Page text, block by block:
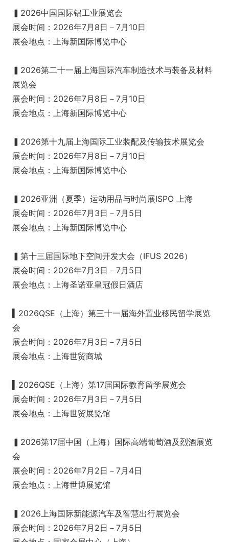
▍2026中国国际铝工业展览会
展会时间：2026年7月8日－7月10日
展会地点：上海新国际博览中心
▍2026第二十一届上海国际汽车制造技术与装备及材料
展览会
展会时间：2026年7月8日－7月10日
展会地点：上海新国际博览中心
▍2026第十九届上海国际工业装配及传输技术展览会
展会时间：2026年7月8日－7月10日
展会地点：上海新国际博览中心
▍2026亚洲（夏季）运动用品与时尚展ISPO 上海
展会时间：2026年7月3日－7月5日
展会地点：上海新国际博览中心
▍第十三届国际地下空间开发大会（IFUS 2026）
展会时间：2026年7月3日－7月5日
展会地点：上海圣诺亚皇冠假日酒店
▍2026QSE（上海）第三十一届海外置业移民留学展览
会
展会时间：2026年7月3日－7月5日
展会地点：上海世贸商城
▍2026QSE（上海）第17届国际教育留学展览会
展会时间：2026年7月3日－7月5日
展会地点：上海世贸展览馆
▍2026第17届中国（上海）国际高端葡萄酒及烈酒展览
会
展会时间：2026年7月2日－7月4日
展会地点：上海世博展览馆
▍2026上海国际新能源汽车及智慧出行展览会
展会时间：2026年7月2日－7月5日